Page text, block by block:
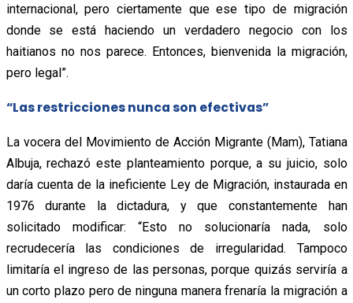
internacional, pero ciertamente que ese tipo de migración
donde se está haciendo un verdadero negocio con los
haitianos no nos parece. Entonces, bienvenida la migración,
pero legal”.
“Las restricciones nunca son efectivas”
La vocera del Movimiento de Acción Migrante (Mam), Tatiana
Albuja, rechazó este planteamiento porque, a su juicio, solo
daría cuenta de la ineficiente Ley de Migración, instaurada en
1976 durante la dictadura, y que constantemente han
solicitado modificar: “Esto no solucionaría nada, solo
recrudecería las condiciones de irregularidad. Tampoco
limitaría el ingreso de las personas, porque quizás serviría a
un corto plazo pero de ninguna manera frenaría la migración a